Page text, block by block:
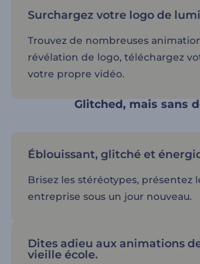
Surchargez votre logo de
Trouvez de nombreuses
révélation de logo, téléchargez
votre propre vidéo.
Glitched, mais sans
Éblouissant, glitché et
Brisez les stéréotypes, présentez
entreprise sous un jour nouveau.
Dites adieu aux animations
vieille école.